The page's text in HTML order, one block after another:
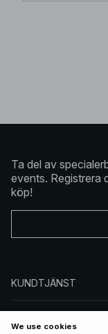
Ta del av
events. Registrera
köp!
KUNDTJÄNST